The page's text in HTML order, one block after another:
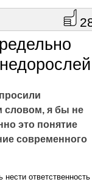
словом, я бы не
это понятие
современного
ответственность